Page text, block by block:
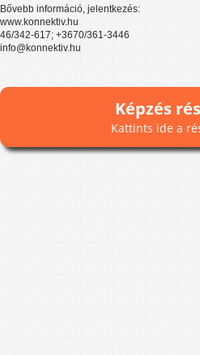
Bővebb információ, jelentkezés:
www.konnektiv.hu
46/342-617; +3670/361-3446
info@konnektiv.hu
Képzés
Kattints ide a